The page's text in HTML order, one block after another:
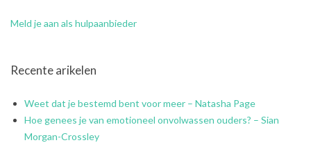
Meld je aan als hulpaanbieder
Recente arikelen
Weet dat je bestemd bent voor meer – Natasha Page
Hoe genees je van emotioneel onvolwassen ouders? – Sian
Morgan-Crossley